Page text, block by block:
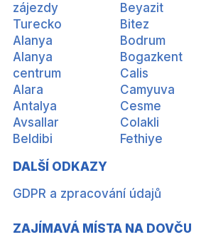
zájezdy
Turecko
Alanya
Alanya
centrum
Alara
Antalya
Avsallar
Beldibi
Beyazit
Bitez
Bodrum
Bogazkent
Calis
Camyuva
Cesme
Colakli
Fethiye
DALŠÍ ODKAZY
GDPR a zpracování údajů
ZAJÍMAVÁ MÍSTA NA DOVČU